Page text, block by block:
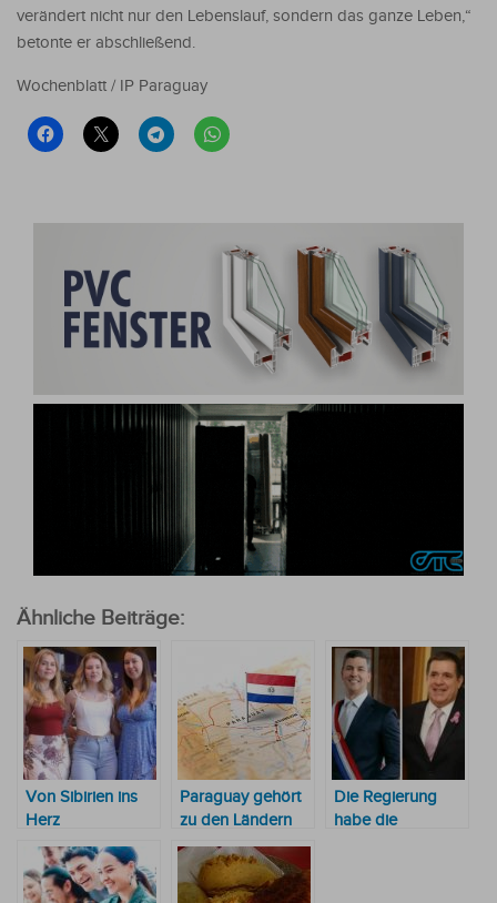
verändert nicht nur den Lebenslauf, sondern das ganze Leben,“
betonte er abschließend.
Wochenblatt / IP Paraguay
Ähnliche Beiträge:
Von Sibirien ins
Herz
Südamerikas:
Warum drei
Russinnen
Paraguay gehört
zu den Ländern
mit den “besten“
Englischkenntnissen
im “mittleren“
Die Regierung
habe die